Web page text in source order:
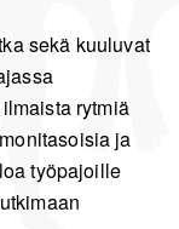
sekä kuuluvat
rytmiä
ja
työpajoille